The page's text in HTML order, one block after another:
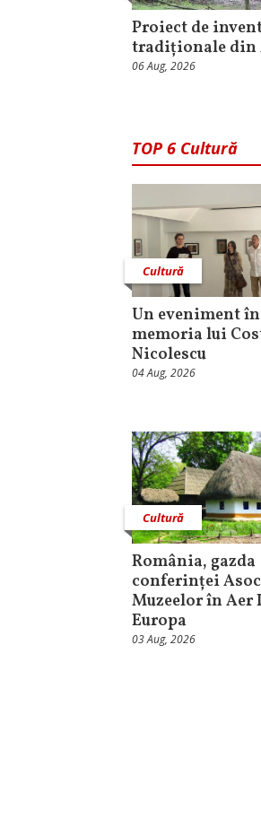
Proiect de
tradiționale din
06 Aug, 2026
TOP 6 Cultură
Cultură
Un eveniment în
memoria lui
Nicolescu
04 Aug, 2026
Cultură
România, gazda
conferinței
Muzeelor în Aer
Europa
03 Aug, 2026